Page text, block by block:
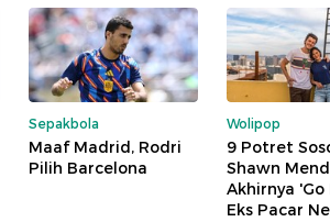
Sepakbola
Maaf Madrid, Rodri
Pilih Barcelona
Wolipop
9 Potret
Shawn
Akhirnya 'Go
Eks Pacar